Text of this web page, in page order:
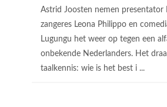
Astrid Joosten nemen presentator
zangeres Leona Philippo en
Lugungu het weer op tegen een
onbekende Nederlanders. Het
taalkennis: wie is het best i ...